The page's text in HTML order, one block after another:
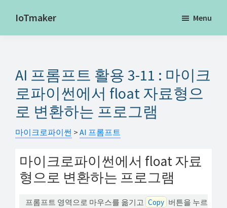
main
IoTmaker
터
넷
대
한
든
것
Menu
AI 프롬프트 활용 3-11 : 마이크
로파이썬에서 float 자료형으
로 변환하는 프로그램
마이크로파이썬 > AI 프롬프트
마이크로파이썬에서 float 자료
형으로 변환하는 프로그램
프롬프트 영역으로 마우스를 옮기고 Copy 버튼을 누르